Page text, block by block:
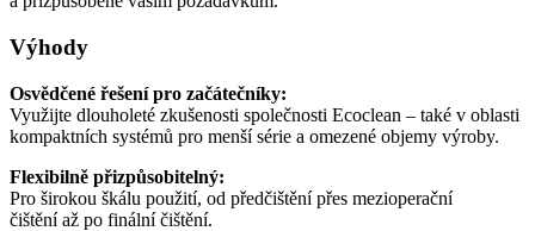
Výhody
Osvědčené řešení pro začátečníky:
Využijte dlouholeté zkušenosti společnosti Ecoclean – také v oblasti
kompaktních systémů pro menší série a omezené objemy výroby.
Flexibilně přizpůsobitelný:
Pro širokou škálu použití, od předčištění přes mezioperační
čištění až po finální čištění.